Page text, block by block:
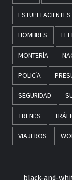
ESTUPEFACIENTES
HOMBRES
MONTERÍA
POLICÍA
SEGURIDAD
TRENDS
VIAJEROS
black-and-